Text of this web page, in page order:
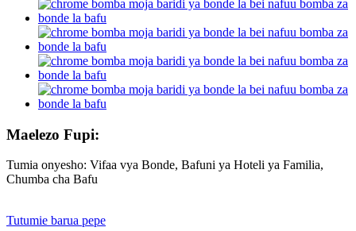
Maelezo Fupi:
Tumia onyesho: Vifaa vya Bonde, Bafuni ya Hoteli ya Familia,
Chumba cha Bafu
Tutumie barua pepe